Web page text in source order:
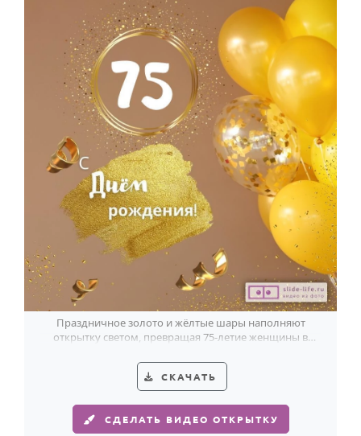
Праздничное золото и жёлтые шары наполняют
открытку светом, превращая 75-летие женщины в
СКАЧАТЬ
СДЕЛАТЬ ВИДЕО ОТКРЫТКУ